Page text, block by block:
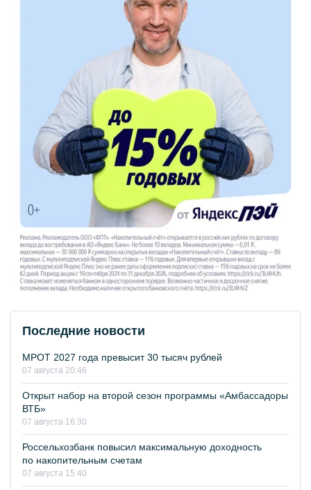
Последние новости
МРОТ 2027 года превысит 30 тысяч рублей
07 августа 20:46
Открыт набор на второй сезон программы «Амбассадоры
ВТБ»
07 августа 16:30
Россельхозбанк повысил максимальную доходность
по накопительным счетам
07 августа 15:40